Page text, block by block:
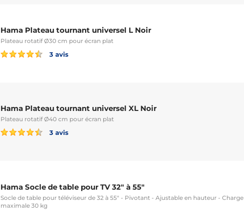
Hama Plateau tournant universel L Noir
Plateau rotatif Ø30 cm pour écran plat
3 avis
Hama Plateau tournant universel XL Noir
Plateau rotatif Ø40 cm pour écran plat
3 avis
Hama Socle de table pour TV 32" à 55"
Socle de table pour téléviseur de 32 à 55" - Pivotant - Ajustable en hauteur - Charge
maximale 30 kg